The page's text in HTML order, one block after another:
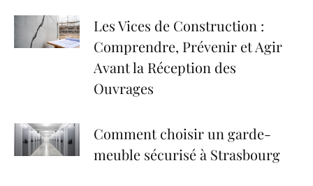
Les Vices de Construction :
Comprendre, Prévenir et Agir
Avant la Réception des
Ouvrages
Comment choisir un garde-
meuble sécurisé à Strasbourg